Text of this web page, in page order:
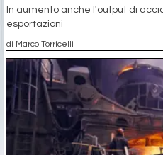
In aumento anche l'output di
esportazioni
di Marco Torricelli